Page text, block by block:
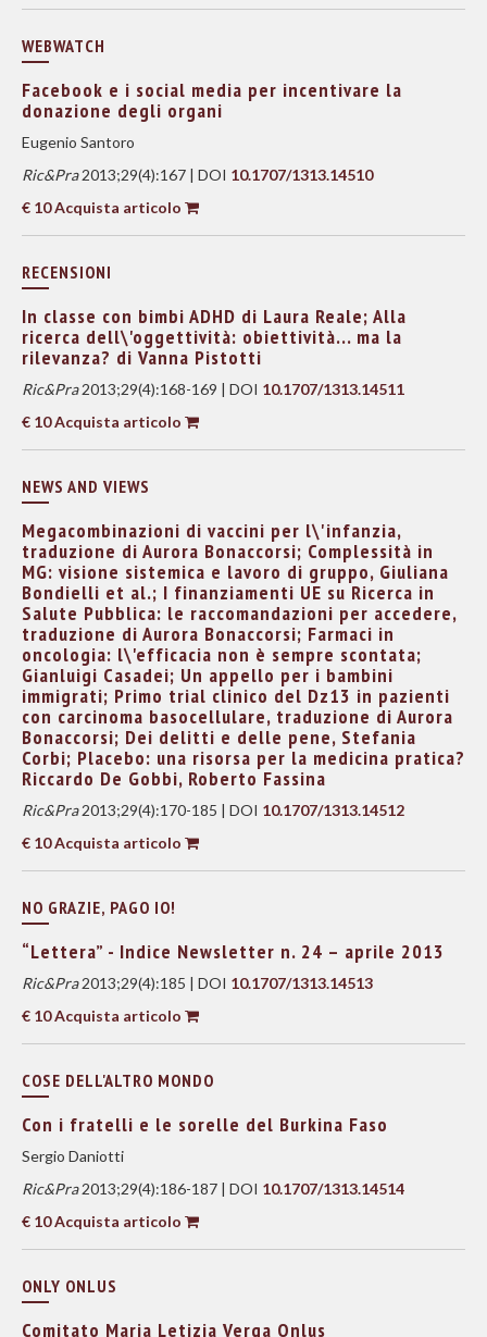
WEBWATCH
Facebook e i social media per incentivare la
donazione degli organi
Eugenio Santoro
Ric&Pra2013;29(4):167 | DOI 10.1707/1313.14510
€ 10 Acquista articolo
RECENSIONI
In classe con bimbi ADHD di Laura Reale; Alla
ricerca dell\'oggettività: obiettività... ma la
rilevanza? di Vanna Pistotti
Ric&Pra2013;29(4):168-169 | DOI 10.1707/1313.14511
€ 10 Acquista articolo
NEWS AND VIEWS
Megacombinazioni di vaccini per l\'infanzia,
traduzione di Aurora Bonaccorsi; Complessità in
MG: visione sistemica e lavoro di gruppo, Giuliana
Bondielli et al.; I finanziamenti UE su Ricerca in
Salute Pubblica: le raccomandazioni per accedere,
traduzione di Aurora Bonaccorsi; Farmaci in
oncologia: l\'efficacia non è sempre scontata;
Gianluigi Casadei; Un appello per i bambini
immigrati; Primo trial clinico del Dz13 in pazienti
con carcinoma basocellulare, traduzione di Aurora
Bonaccorsi; Dei delitti e delle pene, Stefania
Corbi; Placebo: una risorsa per la medicina pratica?
Riccardo De Gobbi, Roberto Fassina
Ric&Pra2013;29(4):170-185 | DOI 10.1707/1313.14512
€ 10 Acquista articolo
NO GRAZIE, PAGO IO!
“Lettera” - Indice Newsletter n. 24 – aprile 2013
Ric&Pra2013;29(4):185 | DOI 10.1707/1313.14513
€ 10 Acquista articolo
COSE DELL'ALTRO MONDO
Con i fratelli e le sorelle del Burkina Faso
Sergio Daniotti
Ric&Pra2013;29(4):186-187 | DOI 10.1707/1313.14514
€ 10 Acquista articolo
ONLY ONLUS
Comitato Maria Letizia Verga Onlus